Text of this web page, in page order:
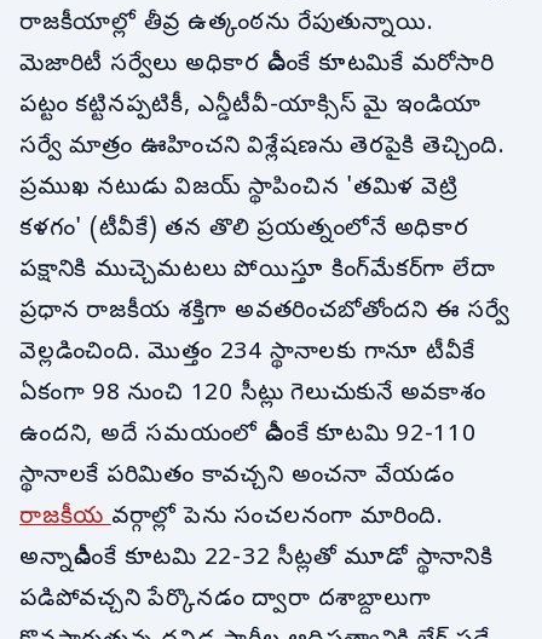
రాజకీయాల్లో తీవ్ర ఉత్కంఠను రేపుతున్నాయి.
మెజారిటీ సర్వేలు అధికార డీఎంకే కూటమికే మరోసారి
పట్టం కట్టినప్పటికీ, ఎన్డీటీవీ-యాక్సిస్ మై ఇండియా
సర్వే మాత్రం ఊహించని విశ్లేషణను తెరపైకి తెచ్చింది.
ప్రముఖ నటుడు విజయ్ స్థాపించిన 'తమిళ వెట్రి
కళగం' (టీవీకే) తన తొలి ప్రయత్నంలోనే అధికార
పక్షానికి ముచ్చెమటలు పోయిస్తూ కింగ్‌మేకర్‌గా లేదా
ప్రధాన రాజకీయ శక్తిగా అవతరించబోతోందని ఈ సర్వే
వెల్లడించింది. మొత్తం 234 స్థానాలకు గానూ టీవీకే
ఏకంగా 98 నుంచి 120 సీట్లు గెలుచుకునే అవకాశం
ఉందని, అదే సమయంలో డీఎంకే కూటమి 92-110
స్థానాలకే పరిమితం కావచ్చని అంచనా వేయడం
రాజకీయవర్గాల్లో పెను సంచలనంగా మారింది.
అన్నాడీఎంకే కూటమి 22-32 సీట్లతో మూడో స్థానానికి
పడిపోవచ్చని పేర్కొనడం ద్వారా దశాబ్దాలుగా